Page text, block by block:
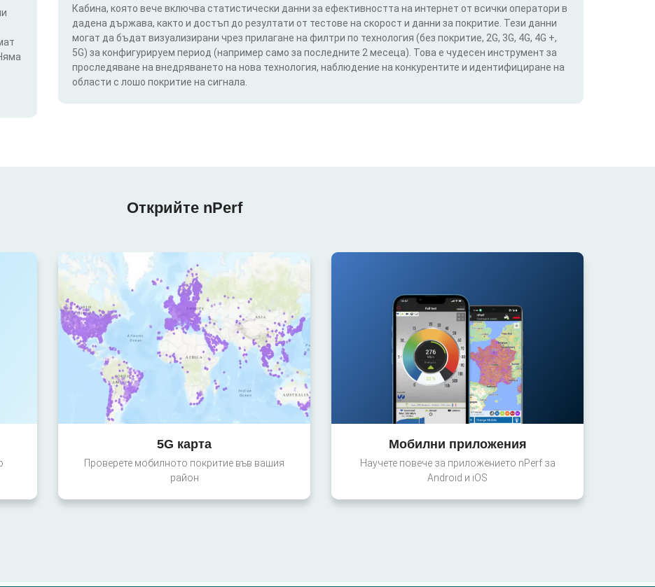
Кабина, която вече включва статистически данни за ефективността на интернет от всички оператори в
дадена държава, както и достъп до резултати от тестове на скорост и данни за покритие. Тези данни
могат да бъдат визуализирани чрез прилагане на филтри по технология (без покритие, 2G, 3G, 4G, 4G +,
5G) за конфигурируем период (например само за последните 2 месеца). Това е чудесен инструмент за
проследяване на внедряването на нова технология, наблюдение на конкурентите и идентифициране на
области с лошо покритие на сигнала.
Открийте nPerf
5G карта
Проверете мобилното покритие във вашия
район
Мобилни приложения
Научете повече за приложението nPerf за
Android и iOS